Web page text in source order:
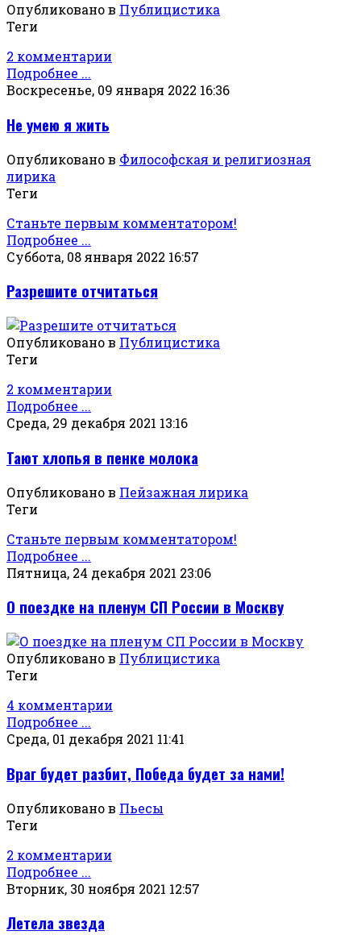
Опубликовано в Публицистика
Теги
2 комментарии
Подробнее ...
Воскресенье, 09 января 2022 16:36
Не умею я жить
Опубликовано в Философская и религиозная
лирика
Теги
Станьте первым комментатором!
Подробнее ...
Суббота, 08 января 2022 16:57
Разрешите отчитаться
Опубликовано в Публицистика
Теги
2 комментарии
Подробнее ...
Среда, 29 декабря 2021 13:16
Тают хлопья в пенке молока
Опубликовано в Пейзажная лирика
Теги
Станьте первым комментатором!
Подробнее ...
Пятница, 24 декабря 2021 23:06
О поездке на пленум СП России в Москву
Опубликовано в Публицистика
Теги
4 комментарии
Подробнее ...
Среда, 01 декабря 2021 11:41
Враг будет разбит, Победа будет за нами!
Опубликовано в Пьесы
Теги
2 комментарии
Подробнее ...
Вторник, 30 ноября 2021 12:57
Летела звезда